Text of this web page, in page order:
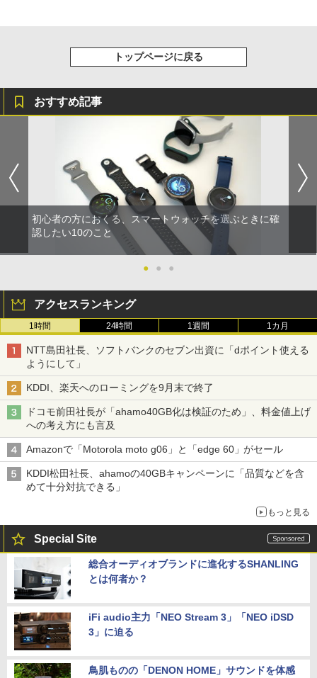
トップページに戻る
おすすめ記事
初心者の方におくる、スマートウォッチを選ぶときに確
認したい10のこと
● ● ●
アクセスランキング
1時間 24時間 1週間 1カ月
NTT島田社長、ソフトバンクのセブン出資に「dポイント使える
ようにして」
KDDI、楽天へのローミングを9月末で終了
ドコモ前田社長が「ahamo40GB化は検証のため」、料金値上げ
への考え方にも言及
Amazonで「Motorola moto g06」と「edge 60」がセール
KDDI松田社長、ahamoの40GBキャンペーンに「品質などを含
めて十分対抗できる」
もっと見る
Special Site
総合オーディオブランドに進化するSHANLING
とは何者か？
iFi audio主力「NEO Stream 3」「NEO iDSD
3」に迫る
鳥肌ものの「DENON HOME」サウンドを体感